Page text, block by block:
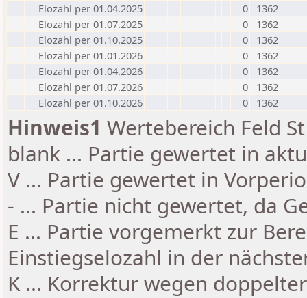
Elozahl per 01.04.2025
0
1362
Elozahl per 01.07.2025
0
1362
Elozahl per 01.10.2025
0
1362
Elozahl per 01.01.2026
0
1362
Elozahl per 01.04.2026
0
1362
Elozahl per 01.07.2026
0
1362
Elozahl per 01.10.2026
0 1362
Hinweis1 Wertebereich Feld
blank ... Partie gewertet in
V ... Partie gewertet in
- ... Partie nicht gewertet, da
E ... Partie vorgemerkt zur
Einstiegselozahl in der
K ... Korrektur wegen